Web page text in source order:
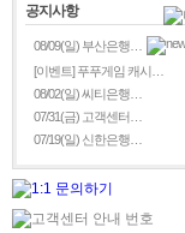
공지사항
08/09(일) 부산은행…
[이벤트] 푸푸게임 캐시…
08/02(일) 씨티은행…
07/31(금) 고객센터…
07/19(일) 신한은행…